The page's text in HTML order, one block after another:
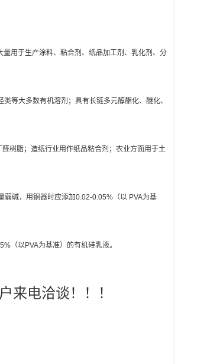
用于生产涂料、粘合剂、纸品加工剂、乳化剂、分
等大多数有机溶剂；具有长链多元醇酯化、醚化、
树脂；造纸行业用作纸品粘合剂；农业方面用于土
弱碱，用铜器时应添加0.02-0.05%（以 PVA为基
（以PVA为基准）的有机硅乳液。
来电洽谈！！！